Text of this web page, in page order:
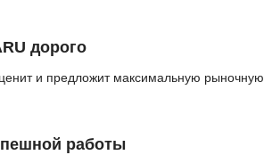
дорого
и предложит максимальную рыночную
работы